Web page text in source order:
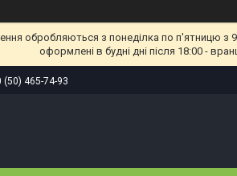
обробляються з понеділка по п'ятницю
оформлені в будні дні після 18:00 -
(50) 465-74-93